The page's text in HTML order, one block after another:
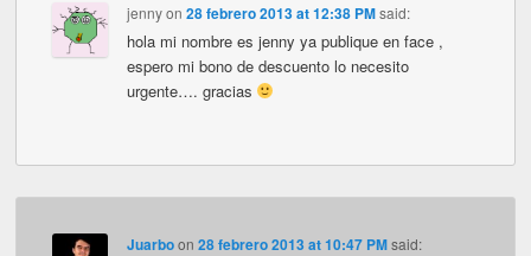
jennyon 28 febrero 2013 at 12:38 PM said:
hola mi nombre es jenny ya publique en face ,
espero mi bono de descuento lo necesito
urgente…. gracias
Juarboon 28 febrero 2013 at 10:47 PM said: